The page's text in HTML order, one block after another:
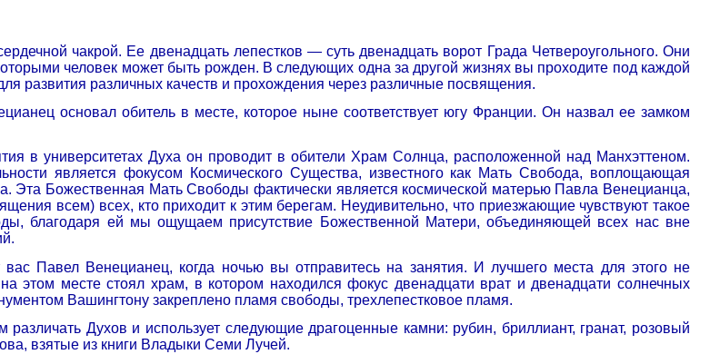
чакрой. Ее двенадцать лепестков — суть двенадцать ворот Града Четвероугольного. Они
человек может быть рожден. В следующих одна за другой жизнях вы проходите под каждой
развития различных качеств и прохождения через различные посвящения.
основал обитель в месте, которое ныне соответствует югу Франции. Он назвал ее замком
в университетах Духа он проводит в обители Храм Солнца, расположенной над Манхэттеном.
является фокусом Космического Существа, известного как Мать Свобода, воплощающая
Эта Божественная Мать Свободы фактически является космической матерью Павла Венецианца,
всем) всех, кто приходит к этим берегам. Неудивительно, что приезжающие чувствуют такое
благодаря ей мы ощущаем присутствие Божественной Матери, объединяющей всех нас вне
Павел Венецианец, когда ночью вы отправитесь на занятия. И лучшего места для этого не
этом месте стоял храм, в котором находился фокус двенадцати врат и двенадцати солнечных
Вашингтону закреплено пламя свободы, трехлепестковое пламя.
Духов и использует следующие драгоценные камни: рубин, бриллиант, гранат, розовый
взятые из книги Владыки Семи Лучей.